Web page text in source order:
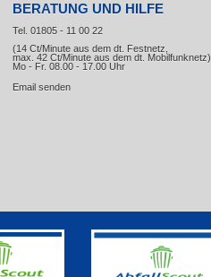
BERATUNG UND HILFE
Tel. 01805 - 11 00 22
(14 Ct/Minute aus dem dt. Festnetz,
max. 42 Ct/Minute aus dem dt. Mobilfunknetz)
Mo - Fr. 08.00 - 17.00 Uhr
Email senden